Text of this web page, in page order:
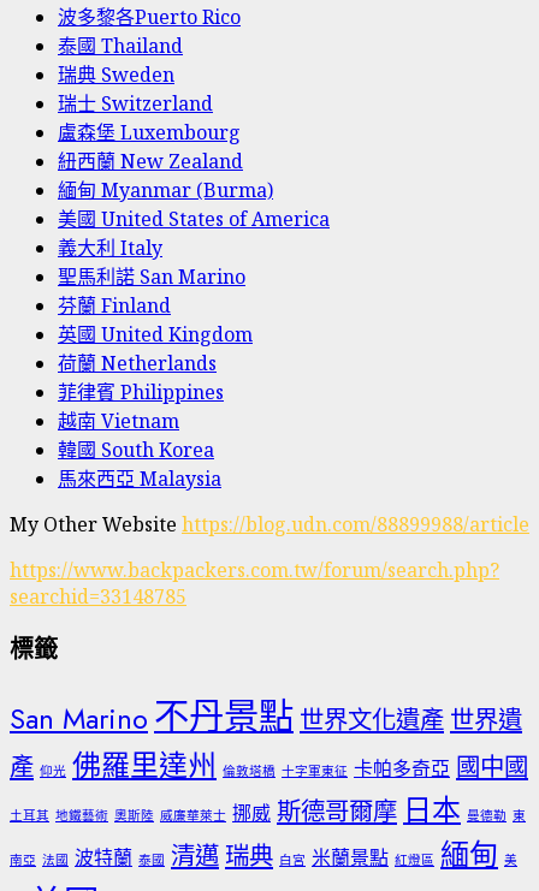
波多黎各Puerto Rico
泰國 Thailand
瑞典 Sweden
瑞士 Switzerland
盧森堡 Luxembourg
紐西蘭 New Zealand
緬甸 Myanmar (Burma)
美國 United States of America
義大利 Italy
聖馬利諾 San Marino
芬蘭 Finland
英國 United Kingdom
荷蘭 Netherlands
菲律賓 Philippines
越南 Vietnam
韓國 South Korea
馬來西亞 Malaysia
My Other Website https://blog.udn.com/88899988/article
https://www.backpackers.com.tw/forum/search.php?
searchid=33148785
標籤
San Marino 不丹景點 世界文化遺產 世界遺
產 仰光 佛羅里達州 倫敦塔橋 十字軍東征 卡帕多奇亞 國中國
土耳其 地鐵藝術 奧斯陸 威廉華萊士 挪威 斯德哥爾摩 日本 曼德勒 東
南亞 法國 波特蘭 泰國 清邁 瑞典 白宮 米蘭景點 紅燈區 緬甸 美